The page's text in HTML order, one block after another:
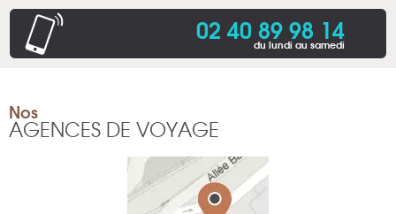
02 40 89 98 14
du lundi au samedi
Nos
AGENCES DE VOYAGE